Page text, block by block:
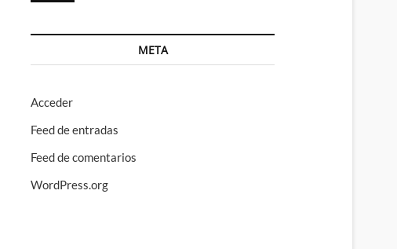
META
Acceder
Feed de entradas
Feed de comentarios
WordPress.org